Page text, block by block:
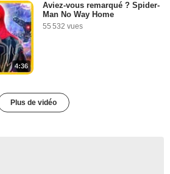
4:36
Aviez-vous remarqué ? Spider-
Man No Way Home
55 532 vues
Plus de vidéo